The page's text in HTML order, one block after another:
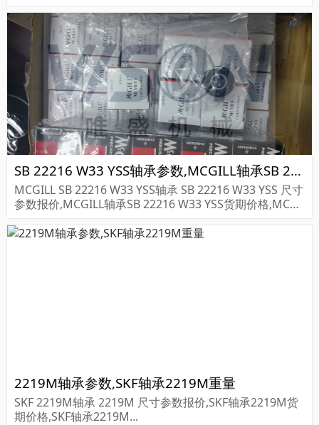
格,...
SB 22216 W33 YSS轴承参数,MCGILL轴承SB 22216 W33 YSS重量
MCGILL SB 22216 W33 YSS轴承 SB 22216 W33 YSS 尺寸
参数报价,MCGILL轴承SB 22216 W33 YSS货期价格,MCGI
2219M轴承参数,SKF轴承2219M重量
SKF 2219M轴承 2219M 尺寸参数报价,SKF轴承2219M货
期价格,SKF轴承2219M...